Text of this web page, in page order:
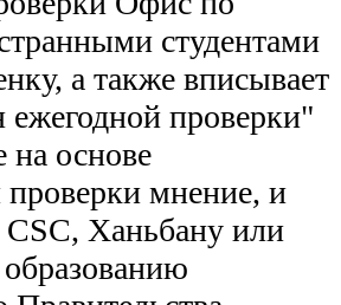
студентами
а также вписывает
проверки"
на основе
проверки мнение, и
CSC, Ханьбану или